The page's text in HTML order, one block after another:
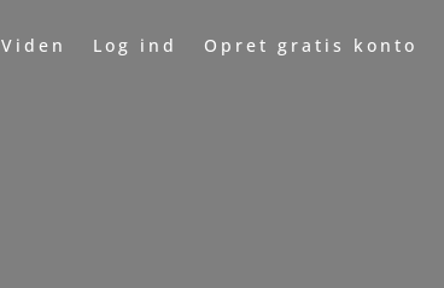
Viden Log ind Opret gratis konto